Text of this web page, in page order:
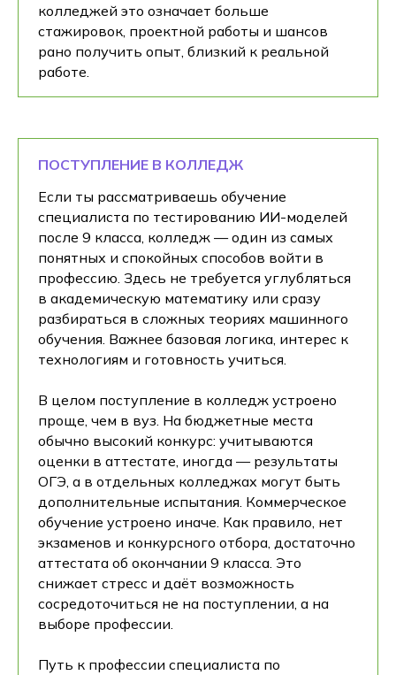
колледжей это означает больше
стажировок, проектной работы и шансов
рано получить опыт, близкий к реальной
работе.
ПОСТУПЛЕНИЕ В КОЛЛЕДЖ
Если ты рассматриваешь обучение
специалиста по тестированию ИИ-моделей
после 9 класса, колледж — один из самых
понятных и спокойных способов войти в
профессию. Здесь не требуется углубляться
в академическую математику или сразу
разбираться в сложных теориях машинного
обучения. Важнее базовая логика, интерес к
технологиям и готовность учиться.
В целом поступление в колледж устроено
проще, чем в вуз. На бюджетные места
обычно высокий конкурс: учитываются
оценки в аттестате, иногда — результаты
ОГЭ, а в отдельных колледжах могут быть
дополнительные испытания. Коммерческое
обучение устроено иначе. Как правило, нет
экзаменов и конкурсного отбора, достаточно
аттестата об окончании 9 класса. Это
снижает стресс и даёт возможность
сосредоточиться не на поступлении, а на
выборе профессии.
Путь к профессии специалиста по